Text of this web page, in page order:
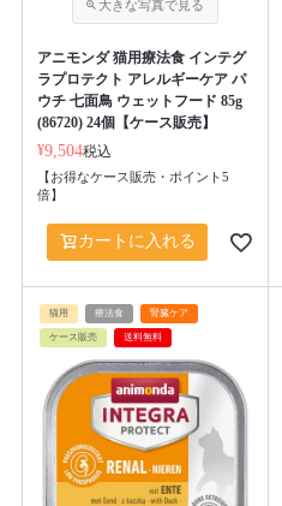
アニモンダ 猫用療法食 インテグ
ラプロテクト アレルギーケア パ
ウチ 七面鳥 ウェットフード 85g
(86720) 24個【ケース販売】
¥9,504税込
【お得なケース販売・ポイント5
倍】
カートに入れる
猫用 療法食 腎臓ケア
ケース販売 送料無料